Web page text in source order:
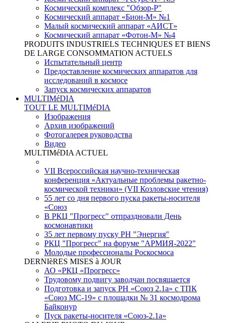
Космический комплекс "Обзор-Р"
Космический аппарат «Бион-М» №1
Малый космический аппарат «АИСТ»
Космический аппарат «Фотон-М» №4
PRODUITS INDUSTRIELS TECHNIQUES ET BIENS
DE LARGE CONSOMMATION ACTUELS
Испытательный центр
Предоставление космических аппаратов для
исследований в космосе
Запуск космических аппаратов
MULTIMéDIA
TOUT LE MULTIMéDIA
Изображения
Архив изображений
Фотогалерея руководства
Видео
MULTIMéDIA ACTUEL
VII Всероссийская научно-техническая
конференция «Актуальные проблемы ракетно-
космической техники» (VII Козловские чтения)
55 лет со дня первого пуска ракеты-носителя
«Союз
В РКЦ "Прогресс" отпраздновали День
космонавтики
35 лет первому пуску РН "Энергия"
РКЦ "Прогресс" на форуме "АРМИЯ-2022"
Молодые профессионалы Роскосмоса
DERNIèRES MISES à JOUR
АО «РКЦ «Прогресс»
Трудовому подвигу заводчан посвящается
Подготовка и запуск РН «Союз 2.1а» с ТПК
«Союз МС-19» с площадки № 31 космодрома
Байконур
Пуск ракеты-носителя «Союз-2.1а»